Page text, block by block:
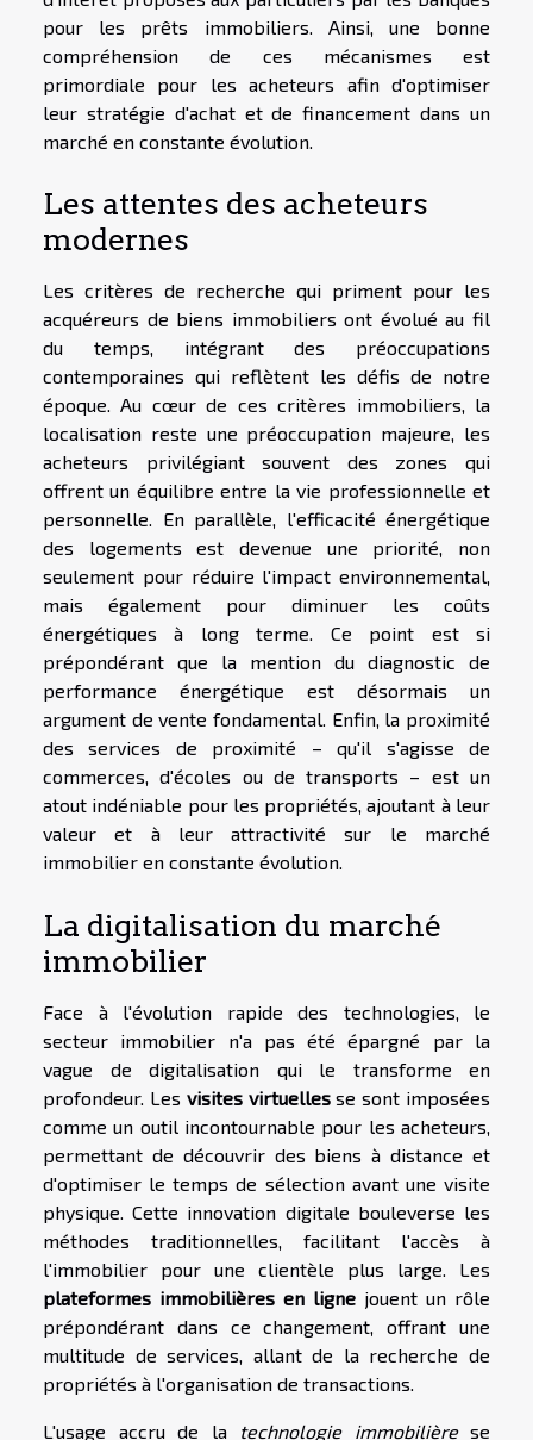
pour les prêts immobiliers. Ainsi, une bonne
compréhension de ces mécanismes est
primordiale pour les acheteurs afin d'optimiser
leur stratégie d'achat et de financement dans un
marché en constante évolution.
Les attentes des acheteurs
modernes
Les critères de recherche qui priment pour les
acquéreurs de biens immobiliers ont évolué au fil
du temps, intégrant des préoccupations
contemporaines qui reflètent les défis de notre
époque. Au cœur de ces critères immobiliers, la
localisation reste une préoccupation majeure, les
acheteurs privilégiant souvent des zones qui
offrent un équilibre entre la vie professionnelle et
personnelle. En parallèle, l'efficacité énergétique
des logements est devenue une priorité, non
seulement pour réduire l'impact environnemental,
mais également pour diminuer les coûts
énergétiques à long terme. Ce point est si
prépondérant que la mention du diagnostic de
performance énergétique est désormais un
argument de vente fondamental. Enfin, la proximité
des services de proximité – qu'il s'agisse de
commerces, d'écoles ou de transports – est un
atout indéniable pour les propriétés, ajoutant à leur
valeur et à leur attractivité sur le marché
immobilier en constante évolution.
La digitalisation du marché
immobilier
Face à l'évolution rapide des technologies, le
secteur immobilier n'a pas été épargné par la
vague de digitalisation qui le transforme en
profondeur. Les visites virtuellesse sont imposées
comme un outil incontournable pour les acheteurs,
permettant de découvrir des biens à distance et
d'optimiser le temps de sélection avant une visite
physique. Cette innovation digitale bouleverse les
méthodes traditionnelles, facilitant l'accès à
l'immobilier pour une clientèle plus large. Les
plateformes immobilières en ligne jouent un rôle
prépondérant dans ce changement, offrant une
multitude de services, allant de la recherche de
propriétés à l'organisation de transactions.
L'usage accru de la technologie immobilièrese